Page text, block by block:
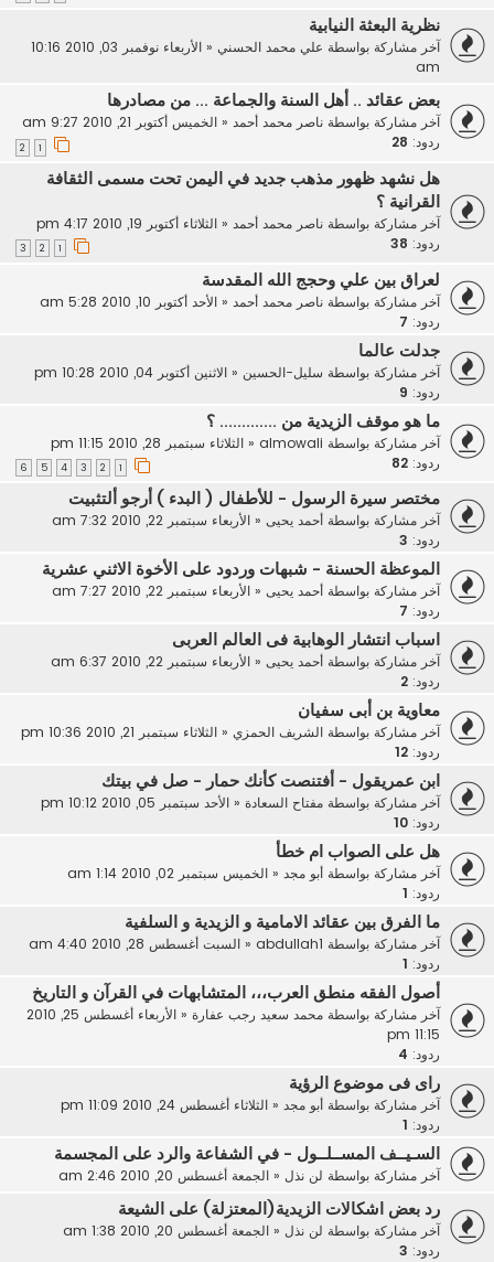
نظرية البعثة النيابية
آخر مشاركة بواسطة علي محمد الحسني«
الأربعاء نوفمبر 03, 2010 10:16
am
بعض عقائد .. أهل السنة والجماعة ... من مصادرها
آخر مشاركة بواسطة ناصر محمد أحمد« الخميس أكتوبر 21, 2010 9:27 am
ردود: 28
هل نشهد ظهور مذهب جديد في اليمن تحت مسمى الثقافة
القرانية ؟
آخر مشاركة بواسطة ناصر محمد أحمد« الثلاثاء أكتوبر 19, 2010 4:17 pm
ردود: 38
3
لعراق بين علي وحجج الله المقدسة
آخر مشاركة بواسطة ناصر محمد أحمد« الأحد أكتوبر 10, 2010 5:28 am
ردود: 7
جدلت عالما
آخر مشاركة بواسطة سليل-الحسين« الاثنين أكتوبر 04, 2010 10:28 pm
ردود: 9
ما هو موقف الزيدية من ............. ؟
آخر مشاركة بواسطة almowali
« الثلاثاء سبتمبر 28, 2010 11:15 pm
ردود: 82
3
4
5
6
مختصر سيرة الرسول - للأطفال ( البدء ) أرجو ألتثبيت
آخر مشاركة بواسطة أحمد يحيى« الأربعاء سبتمبر 22, 2010 7:32 am
ردود: 3
الموعظة الحسنة - شبهات وردود على الأخوة الاثني عشرية
آخر مشاركة بواسطة أحمد يحيى« الأربعاء سبتمبر 22, 2010 7:27 am
ردود: 7
اسباب انتشار الوهابية فى العالم العربى
آخر مشاركة بواسطة أحمد يحيى« الأربعاء سبتمبر 22, 2010 6:37 am
ردود: 2
معاوية بن أبى سفيان
آخر مشاركة بواسطة الشريف الحمزي« الثلاثاء سبتمبر 21, 2010 10:36 pm
ردود: 12
ابن عمريقول - أفتنصت كأنك حمار - صل في بيتك
آخر مشاركة بواسطة مفتاح السعادة« الأحد سبتمبر 05, 2010 10:12 pm
ردود: 10
هل على الصواب ام خطأ
آخر مشاركة بواسطة أبو مجد« الخميس سبتمبر 02, 2010 1:14 am
ردود:
ما الفرق بين عقائد الامامية و الزيدية و السلفية
آخر مشاركة بواسطة abdullah1
« السبت أغسطس 28, 2010 4:40 am
ردود:
أصول الفقه منطق العرب،،، المتشابهات في القرآن و التاريخ
آخر مشاركة بواسطة محمد سعيد رجب عفارة«
الأربعاء أغسطس 25, 2010
11:15 pm
ردود: 4
راى فى موضوع الرؤية
آخر مشاركة بواسطة أبو مجد« الثلاثاء أغسطس 24, 2010 11:09 pm
ردود:
السـيــف المســلــول - في الشفاعة والرد على المجسمة
آخر مشاركة بواسطة لن نذل« الجمعة أغسطس 20, 2010 2:46 am
رد بعض اشكالات الزيدية(المعتزلة) على الشيعة
آخر مشاركة بواسطة لن نذل« الجمعة أغسطس 20, 2010 1:38 am
ردود: 3